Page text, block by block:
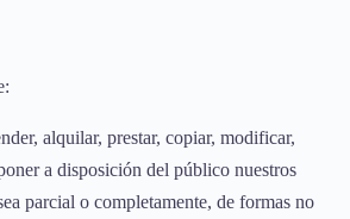
alquilar, prestar, copiar, modificar,
a disposición del público nuestros
parcial o completamente, de formas no